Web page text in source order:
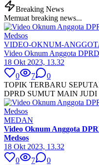
Breaking News
Memuat breaking news...
VIDEO-OKNUM-
Video Oknum Anggota
18 Okt 2023, 13.32
0
7
0
TOPIK TERBARU
DPRD SUMUT MAIN JUDI
MEDAN
Video Oknum Anggota
Medsos
18 Okt 2023, 13.32
0
7 0